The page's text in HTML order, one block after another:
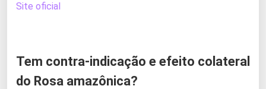
Site oficial
Tem contra-indicação e efeito colateral
do Rosa amazônica?